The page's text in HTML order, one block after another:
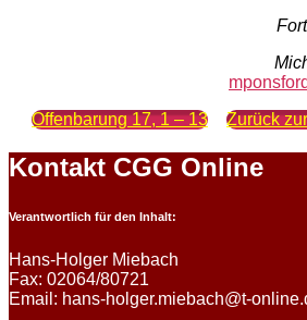
Offenbarung 17, 1 – 13
Zurück
Kontakt CGG Online
Verantwortlich für den Inhalt:
Hans-Holger Miebach
Fax: 02064/80721
Email: hans-holger.miebach@t-